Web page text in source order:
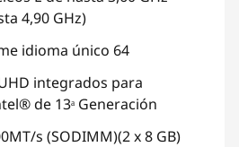
4,90 GHz)
idioma único 64
integrados para
de 13ᵃ Generación
s (SODIMM)(2 x 8 GB)